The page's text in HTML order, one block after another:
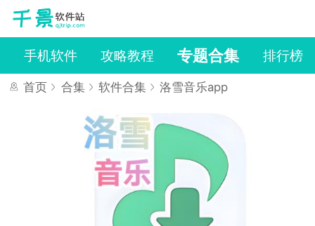
手机软件 攻略教程 专题合集 排行榜
首页 合集 软件合集 洛雪音乐app